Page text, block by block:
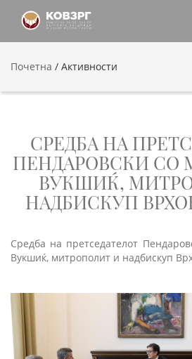
Почетна / Активности
СРЕДБА НА
ПЕНДАРОВСКИ СО
ВУКШИЌ,
НАДБИСКУП
Средба на претседателот
Вукшиќ, митрополит и надбискуп